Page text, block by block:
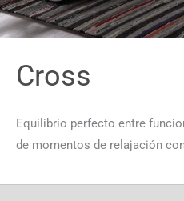
Cross
Equilibrio perfecto entre
de momentos de relajación